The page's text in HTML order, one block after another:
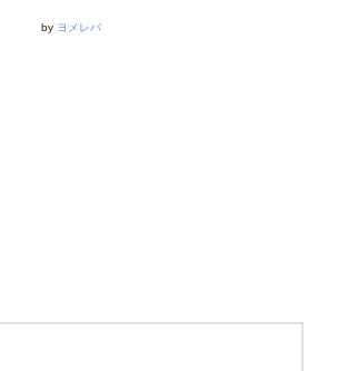
by ヨメレバ